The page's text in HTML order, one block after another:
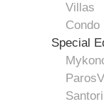
Villas
Condo
Special